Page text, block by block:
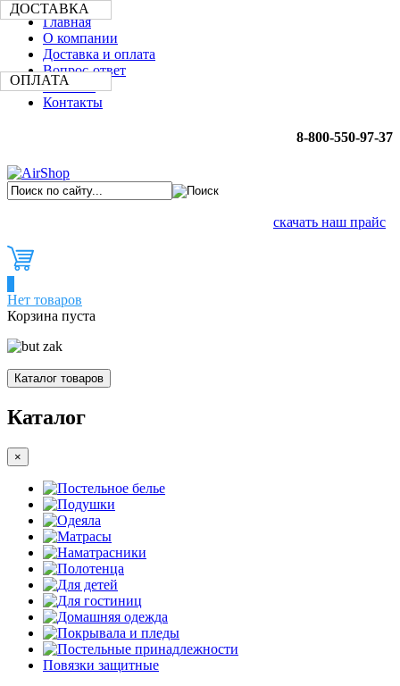
Главная
О компании
Доставка и оплата
Вопрос-ответ
Новости
Контакты
8-800-550-97-37
скачать наш прайс
Нет товаров
Корзина пуста
Каталог товаров
Каталог
×
Постельное белье
Подушки
Одеяла
Матрасы
Наматрасники
Полотенца
Для детей
Для гостиниц
Домашняя одежда
Покрывала и пледы
Постельные принадлежности
Повязки защитные
ДОСТАВКА
ОПЛАТА